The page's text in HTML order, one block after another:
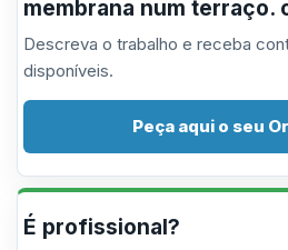
membrana num terraço.
Descreva o trabalho e receba
disponíveis.
Peça aqui o seu
É profissional?